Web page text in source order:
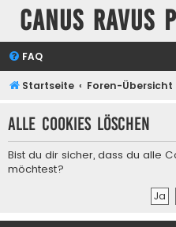
Canus Ravus
FAQ
Startseite Foren-Übersicht
Alle Cookies löschen
Bist du dir sicher, dass du alle
möchtest?